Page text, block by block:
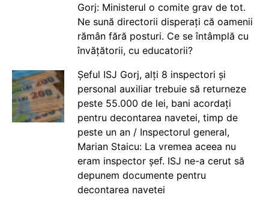
Gorj: Ministerul o comite grav de tot.
Ne sună directorii disperați că oamenii
rămân fără posturi. Ce se întâmplă cu
învățătorii, cu educatorii?
Șeful ISJ Gorj, alți 8 inspectori și
personal auxiliar trebuie să returneze
peste 55.000 de lei, bani acordați
pentru decontarea navetei, timp de
peste un an / Inspectorul general,
Marian Staicu: La vremea aceea nu
eram inspector șef. ISJ ne-a cerut să
depunem documente pentru
decontarea navetei